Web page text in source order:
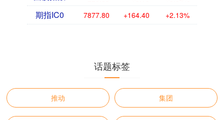
期指IC0 7877.80 +164.40 +2.13%
话题标签
推动 集团